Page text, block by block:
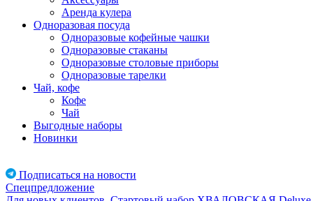
Аренда кулера
Одноразовая посуда
Одноразовые кофейные чашки
Одноразовые стаканы
Одноразовые столовые приборы
Одноразовые тарелки
Чай, кофе
Кофе
Чай
Выгодные наборы
Новинки
Подписаться на новости
Спецпредложение